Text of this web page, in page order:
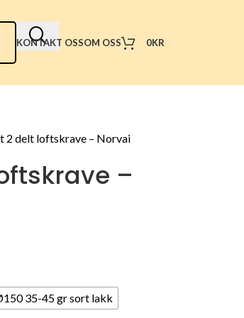
KONTAKT OSSOM OSS 0KR
2 delt loftskrave – Norvai
–
35-45 gr sort lakk